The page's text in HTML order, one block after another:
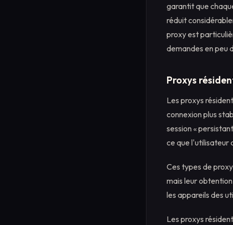
garantit que
réduit
proxy est
demandes en peu
Proxys
Les proxys
connexion plus
session «
ce que l'utilisateur
Ces types de
mais leur
les appareils des
Les proxys